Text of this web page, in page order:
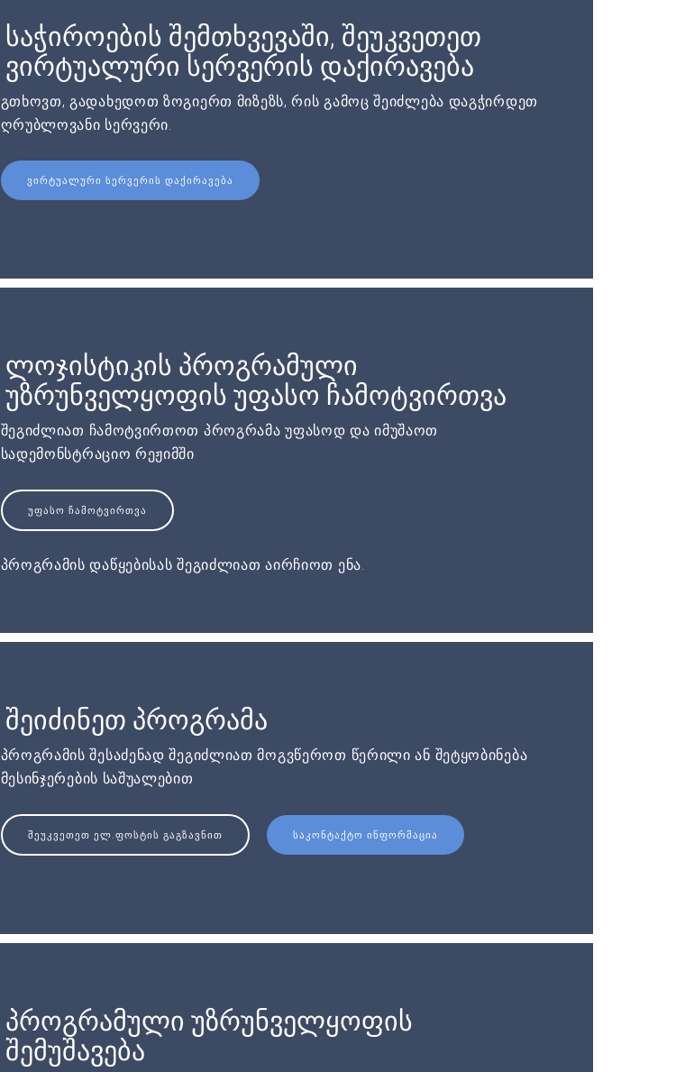
საჭიროების შემთხვევაში, შეუკვეთეთ
ვირტუალური სერვერის დაქირავება
გთხოვთ, გადახედოთ ზოგიერთ მიზეზს, რის გამოც შეიძლება დაგჭირდეთ
ღრუბლოვანი სერვერი.
ᲕᲘᲠᲢᲣᲐᲚᲣᲠᲘ ᲡᲔᲠᲕᲔᲠᲘᲡ ᲓᲐᲥᲘᲠᲐᲕᲔᲑᲐ
ლოჯისტიკის პროგრამული
უზრუნველყოფის უფასო ჩამოტვირთვა
შეგიძლიათ ჩამოტვირთოთ პროგრამა უფასოდ და იმუშაოთ
სადემონსტრაციო რეჟიმში
ᲣᲤᲐᲡᲝ ᲩᲐᲛᲝᲢᲕᲘᲠᲗᲕᲐ
პროგრამის დაწყებისას შეგიძლიათ აირჩიოთ ენა.
შეიძინეთ პროგრამა
პროგრამის შესაძენად შეგიძლიათ მოგვწეროთ წერილი ან შეტყობინება
მესინჯერების საშუალებით
ᲨᲔᲣᲙᲕᲔᲗᲔᲗ ᲔᲚ.ᲤᲝᲡᲢᲘᲡ ᲒᲐᲒᲖᲐᲕᲜᲘᲗ ᲡᲐᲙᲝᲜᲢᲐᲥᲢᲝ ᲘᲜᲤᲝᲠᲛᲐᲪᲘᲐ
პროგრამული უზრუნველყოფის
შემუშავება